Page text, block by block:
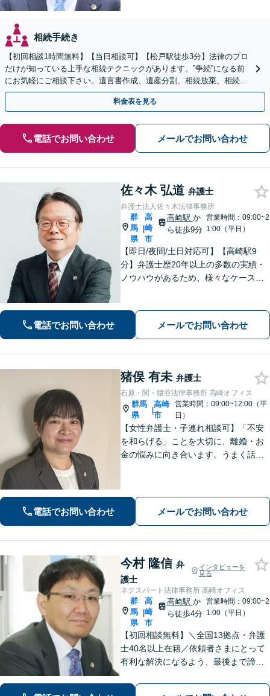
相続手続き
【初回相談1時間無料】【当日相談可】【松戸駅徒歩3分】法律のプロ
だけが知っている上手な相続テクニックがあります。”争続”になる前
にお気軽にご相談下さい。遺言書作成、遺産分割、相続放棄、相続税
のことなど弁護経験豊富です。
料金表を見る
電話でお問い合わせ メールでお問い合わせ
佐々木 弘道 弁護士
弁護士法人佐々木法律事務所
群
馬
県
|
高
崎
市
高崎駅 か
ら徒歩9分
営業時間：09:00~2
1:00（平日）
【即日/夜間/土日対応可】【高崎駅9
分】弁護士歴20年以上の多数の実績・
ノウハウがあるため、様々なケースで
験・ノウハウを活かして共同して取り
組んでいきます。
電話でお問い合わせ メールでお問い合わせ
猪俣 有未 弁護士
石原・関・猿谷法律事務所 高崎オフィス
群馬
県
|
高崎
市
営業時間：09:00~12:00（平
日）
【女性弁護士・子連れ相談可】「不安
を和らげる」ことを大切に、離婚・お
金の悩みに向き合います。うまく話せ
電話でお問い合わせ メールでお問い合わせ
今村 隆信 弁
護士
インタビューを
見る
ネクスパート法律事務所 高崎オフィス
群
馬
県
|
高
崎
市
高崎駅 か
ら徒歩4分
営業時間：09:00~2
1:00（平日）
【初回相談無料】＼全国13拠点・弁護
士40名以上在籍／依頼者さまにとって
有利な解決になるよう、最後まで諦め
題/相続/交通事故/刑事事件など、ご相